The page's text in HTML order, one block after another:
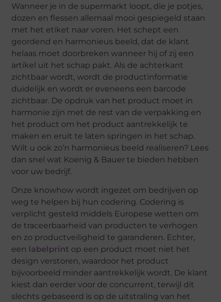
Wanneer je in de supermarkt loopt, die je potjes,
dozen en flessen allemaal mooi gespiegeld staan
met het etiket naar voren. Het schept een
geordend en harmonieus beeld, dat de klant
helaas moet doorbreken wanneer hij of zij een
artikel uit het schap pakt. Als de achterkant
zichtbaar wordt, wordt de productinformatie
duidelijk en wordt er eveneens een barcode
zichtbaar. De opdruk van het product moet in
harmonie zijn met de rest van de verpakking en
het product om het product aantrekkelijk te
maken en eruit te laten springen in het schap.
Wilt u ook zo’n harmonieus beeld realiseren? Lees
dan snel wat Koenig & Bauer te bieden hebben
voor uw bedrijf.
Onze knowhow wordt ingezet om bedrijven op
weg te helpen bij hun codering. Codering is
verplicht gesteld middels Europese wetten om
de traceerbaarheid van producten te verhogen
en zo productveiligheid te garanderen. Echter,
een labelprint op een product moet niet het
design verstoren, waardoor het product
bijvoorbeeld minder aantrekkelijk wordt. De klant
kiest dan eerder voor de concurrent, terwijl dit
slechts gebaseerd is op de uitstraling van het